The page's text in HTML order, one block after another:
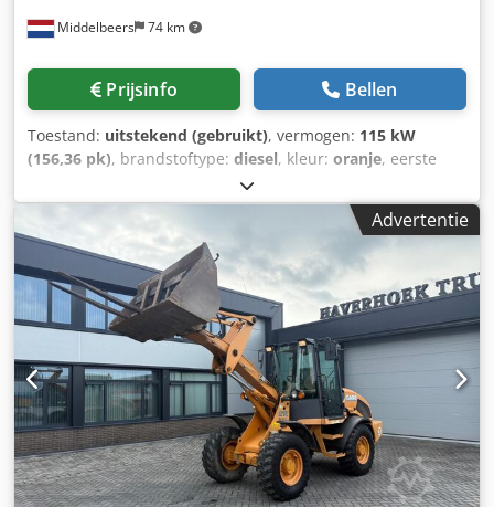
Middelbeers 74 km
Prijsinfo Bellen
Toestand: uitstekend (gebruikt), vermogen: 115 kW
(156,36 pk), brandstoftype: diesel, kleur: oranje, eerste
, Bouwjaar:
h, Algemene informatie Bouwjaar: 2012 Serienummer:
DCH210R5NCEAH2500 Technische informatie Aantal
cilinders: 4 Leeggewicht: 22.600 kg Functioneel
Werkbreedte: 300 cm CE-markering: ja Staat Technische
staat: zeer goed Optische staat: zeer goed Financiële
informatie Prijs: op aanvraag Garantie Garantie: Van eerste
eigenaar, volledig dealeronderhouden, direct inzetbaar! -
80% rupsloopwerk - Inclusief 3 bakken: 1300 mm, 450 mm
en 2000 mm slotenbak Dodjy En Ndjpfx Am Heck -
Optioneel met TOPCON 3D-systeem uit 2021
Advertentie